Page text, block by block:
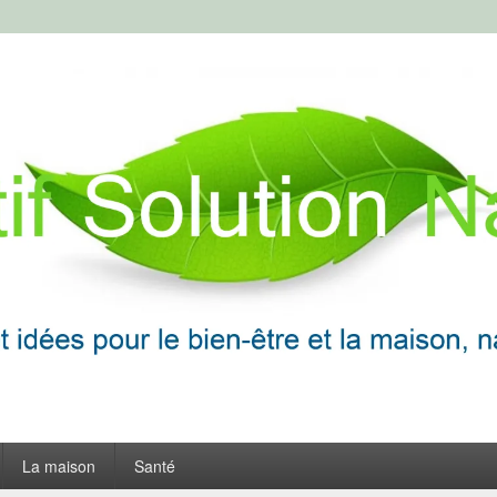
Naturelle
La maison Santé